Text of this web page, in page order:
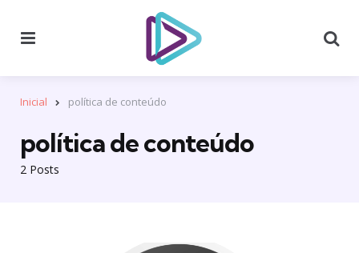
Inicial política de conteúdo
2 Posts
política de conteúdo